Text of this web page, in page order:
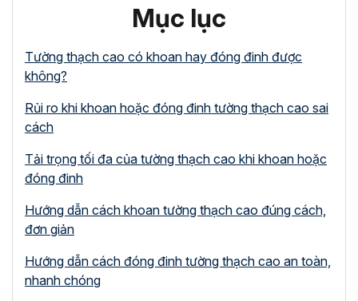
Mục lục
Tường thạch cao có khoan hay đóng đinh được
không?
Rủi ro khi khoan hoặc đóng đinh tường thạch cao sai
cách
Tải trọng tối đa của tường thạch cao khi khoan hoặc
đóng đinh
Hướng dẫn cách khoan tường thạch cao đúng cách,
đơn giản
Hướng dẫn cách đóng đinh tường thạch cao an toàn,
nhanh chóng